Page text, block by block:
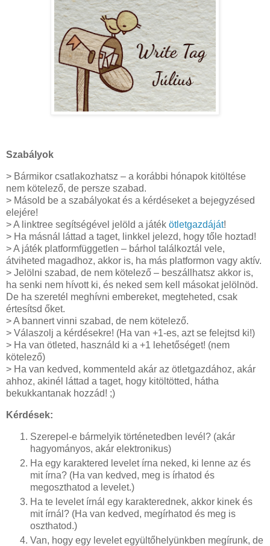
Szabályok
> Bármikor csatlakozhatsz – a korábbi hónapok kitöltése
nem kötelező, de persze szabad.
> Másold be a szabályokat és a kérdéseket a bejegyzésed
elejére!
> A linktree segítségével jelöld a játék ötletgazdáját!
> Ha másnál láttad a taget, linkkel jelezd, hogy tőle hoztad!
> A játék platformfüggetlen – bárhol találkoztál vele,
átviheted magadhoz, akkor is, ha más platformon vagy aktív.
> Jelölni szabad, de nem kötelező – beszállhatsz akkor is,
ha senki nem hívott ki, és neked sem kell másokat jelölnöd.
De ha szeretél meghívni embereket, megteheted, csak
értesítsd őket.
> A bannert vinni szabad, de nem kötelező.
> Válaszolj a kérdésekre! (Ha van +1-es, azt se felejtsd ki!)
> Ha van ötleted, használd ki a +1 lehetőséget! (nem
kötelező)
> Ha van kedved, kommenteld akár az ötletgazdához, akár
ahhoz, akinél láttad a taget, hogy kitöltötted, hátha
bekukkantanak hozzád! ;)
Kérdések:
Szerepel-e bármelyik történetedben levél? (akár
hagyományos, akár elektronikus)
Ha egy karaktered levelet írna neked, ki lenne az és
mit írna? (Ha van kedved, meg is írhatod és
megoszthatod a levelet.)
Ha te levelet írnál egy karakterednek, akkor kinek és
mit írnál? (Ha van kedved, megírhatod és meg is
oszthatod.)
Van, hogy egy levelet együltőhelyünkben megírunk, de